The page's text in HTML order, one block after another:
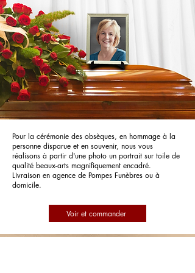
Pour la cérémonie des obsèques, en hommage à la
personne disparue et en souvenir, nous vous
réalisons à partir d'une photo un portrait sur toile de
qualité beaux-arts magnifiquement encadré.
Livraison en agence de Pompes Funèbres ou à
domicile.
Voir et commander